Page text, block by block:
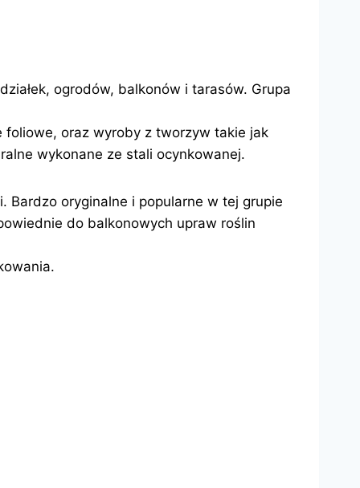
ogrodów, balkonów i tarasów. Grupa
oraz wyroby z tworzyw takie jak
wykonane ze stali ocynkowanej.
oryginalne i popularne w tej grupie
do balkonowych upraw roślin